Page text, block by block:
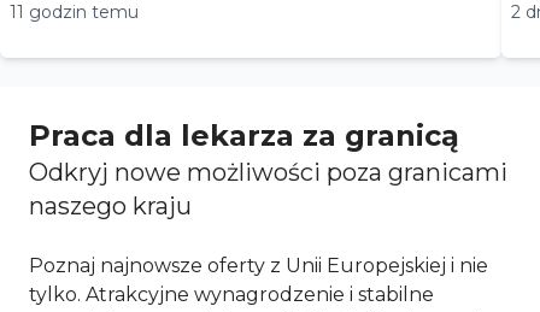
11 godzin temu
2
Praca dla lekarza za granicą
Odkryj nowe możliwości poza granicami
naszego kraju
Poznaj najnowsze oferty z Unii Europejskiej i nie
tylko. Atrakcyjne wynagrodzenie i stabilne